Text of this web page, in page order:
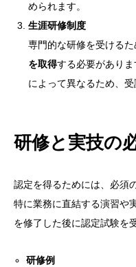
められます。
生涯研修制度
専門的な研修を受けるた
を取得する必要があり
によって異なるため、受
研修と実技の
認定を得るためには、必須
特に業務に直結する演習や
を修了した後に認定試験を
研修例